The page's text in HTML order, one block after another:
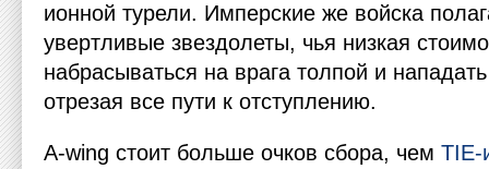
ионной турели. Имперские же войска
увертливые звездолеты, чья низкая
набрасываться на врага толпой и
отрезая все пути к отступлению.
А-wing стоит больше очков сбора, чем TIE-